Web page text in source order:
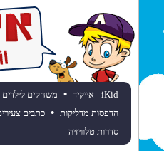
iKid - אייקיד • משחקים לילדים
הדפסות מדליקות • כתבים
סדרות טלוויזיה